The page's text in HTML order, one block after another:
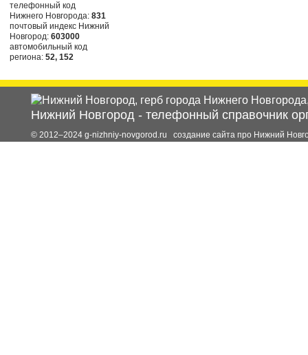
телефонный код
Нижнего Новгорода: 831
почтовый индекс Нижний
Новгород: 603000
автомобильный код
региона: 52, 152
Нижний Новгород - телефонный справочник
© 2012–2024 g-nizhniy-novgorod.ru создание сайта про Нижний